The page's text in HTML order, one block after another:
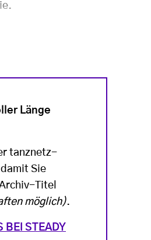
Länge
tanznetz-
Sie
Titel
möglich).
BEI STEADY